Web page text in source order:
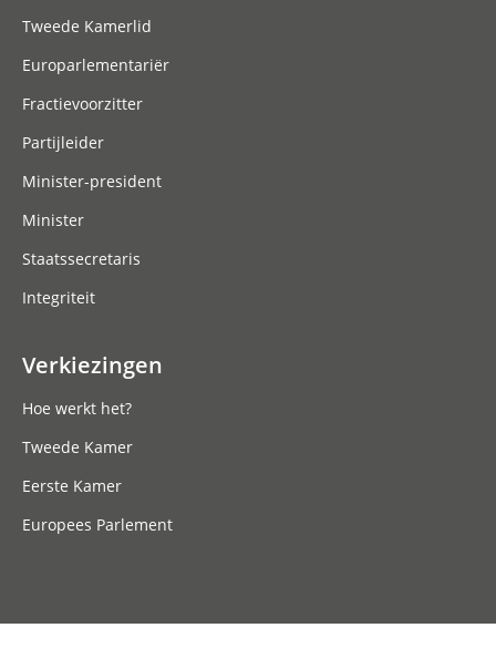
Tweede Kamerlid
Europarlementariër
Fractievoorzitter
Partijleider
Minister-president
Minister
Staatssecretaris
Integriteit
Verkiezingen
Hoe werkt het?
Tweede Kamer
Eerste Kamer
Europees Parlement